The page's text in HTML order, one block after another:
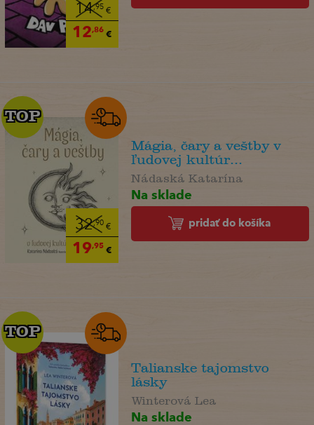
14,95€
12,86€
32,90€
19,95€
TOP
TOP
Mágia, čary a veštby v
ľudovej kultúr...
Nádaská Katarína
Na sklade
pridať do košíka
TOP
TOP
Talianske tajomstvo
lásky
Winterová Lea
Na sklade